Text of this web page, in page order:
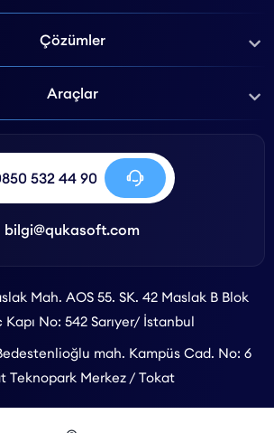
Çözümler
Araçlar
532 44 90
bilgi@qukasoft.com
Mah. AOS 55. SK. 42 Maslak B Blok
Kapı No: 542 Sarıyer/ İstanbul
mah. Kampüs Cad. No: 6
Teknopark Merkez / Tokat